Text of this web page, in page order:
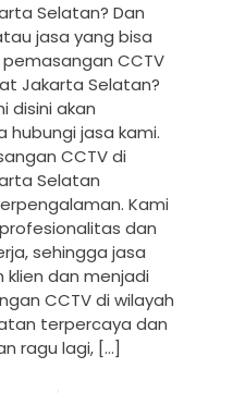
Selatan? Dan
jasa yang bisa
CCTV
Jakarta Selatan?
disini akan
jasa kami.
CCTV di
Selatan
Kami
dan
sehingga jasa
klien dan menjadi
CCTV di wilayah
terpercaya dan
ragu lagi, […]